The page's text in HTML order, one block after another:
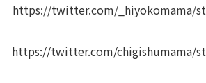
https://twitter.com/_hiyokomama/
https://twitter.com/chigishumama/